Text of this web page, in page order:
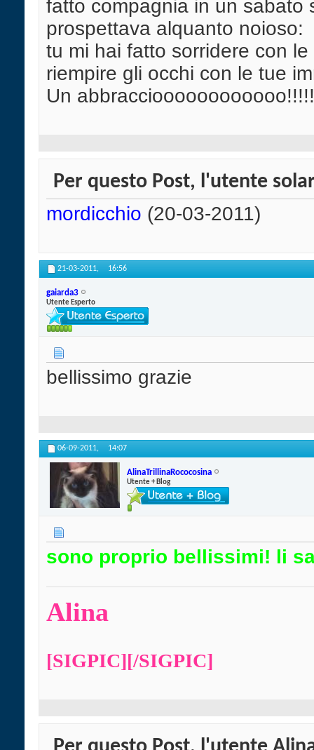
fatto compagnia in un sabato
prospettava alquanto noioso:
tu mi hai fatto sorridere con
riempire gli occhi con le tue
Un
Per questo Post, l'utente
mordicchio (20-03-2011)
21-03-2011, 16:56
gaiarda3
Utente Esperto
bellissimo grazie
06-09-2011, 14:07
AlinaTrillinaRococosina
Utente + Blog
sono proprio bellissimi! li
Alina
[SIGPIC][/SIGPIC]